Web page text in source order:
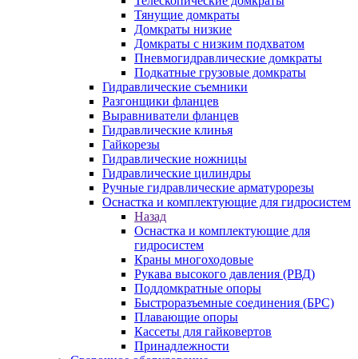
Тянущие домкраты
Домкраты низкие
Домкраты с низким подхватом
Пневмогидравлические домкраты
Подкатные грузовые домкраты
Гидравлические съемники
Разгонщики фланцев
Выравниватели фланцев
Гидравлические клинья
Гайкорезы
Гидравлические ножницы
Гидравлические цилиндры
Ручные гидравлические арматурорезы
Оснастка и комплектующие для гидросистем
Назад
Оснастка и комплектующие для
гидросистем
Краны многоходовые
Рукава высокого давления (РВД)
Поддомкратные опоры
Быстроразъемные соединения (БРС)
Плавающие опоры
Кассеты для гайковертов
Принадлежности